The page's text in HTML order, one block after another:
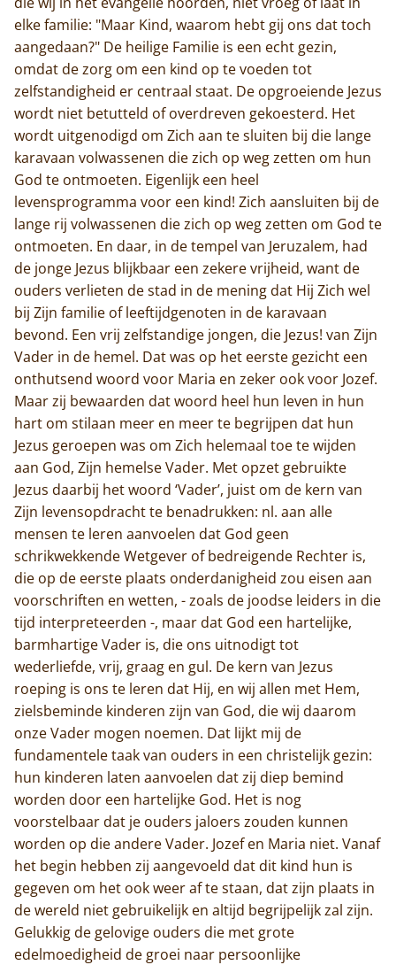
Home
Trappisten
De abdij
Actueel
Monnik worden
Contact
elke familie: "Maar Kind, waarom hebt gij ons dat toch
aangedaan?" De heilige Familie is een echt gezin,
omdat de zorg om een kind op te voeden tot
zelfstandigheid er centraal staat. De opgroeiende Jezus
wordt niet betutteld of overdreven gekoesterd. Het
wordt uitgenodigd om Zich aan te sluiten bij die lange
karavaan volwassenen die zich op weg zetten om hun
God te ontmoeten. Eigenlijk een heel
levensprogramma voor een kind! Zich aansluiten bij de
lange rij volwassenen die zich op weg zetten om God te
ontmoeten. En daar, in de tempel van Jeruzalem, had
de jonge Jezus blijkbaar een zekere vrijheid, want de
ouders verlieten de stad in de mening dat Hij Zich wel
bij Zijn familie of leeftijdgenoten in de karavaan
bevond. Een vrij zelfstandige jongen, die Jezus! van Zijn
Vader in de hemel. Dat was op het eerste gezicht een
onthutsend woord voor Maria en zeker ook voor Jozef.
Maar zij bewaarden dat woord heel hun leven in hun
hart om stilaan meer en meer te begrijpen dat hun
Jezus geroepen was om Zich helemaal toe te wijden
aan God, Zijn hemelse Vader. Met opzet gebruikte
Jezus daarbij het woord ‘Vader’, juist om de kern van
Zijn levensopdracht te benadrukken: nl. aan alle
mensen te leren aanvoelen dat God geen
schrikwekkende Wetgever of bedreigende Rechter is,
die op de eerste plaats onderdanigheid zou eisen aan
voorschriften en wetten, - zoals de joodse leiders in die
tijd interpreteerden -, maar dat God een hartelijke,
barmhartige Vader is, die ons uitnodigt tot
wederliefde, vrij, graag en gul. De kern van Jezus
roeping is ons te leren dat Hij, en wij allen met Hem,
zielsbeminde kinderen zijn van God, die wij daarom
onze Vader mogen noemen. Dat lijkt mij de
fundamentele taak van ouders in een christelijk gezin:
hun kinderen laten aanvoelen dat zij diep bemind
worden door een hartelijke God. Het is nog
voorstelbaar dat je ouders jaloers zouden kunnen
worden op die andere Vader. Jozef en Maria niet. Vanaf
het begin hebben zij aangevoeld dat dit kind hun is
gegeven om het ook weer af te staan, dat zijn plaats in
de wereld niet gebruikelijk en altijd begrijpelijk zal zijn.
Gelukkig de gelovige ouders die met grote
edelmoedigheid de groei naar persoonlijke